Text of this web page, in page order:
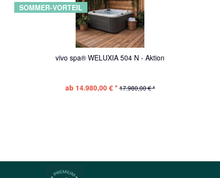
SOMMER-VORTEIL
vivo spa® WELUXIA 504 N - Aktion
ab 14.980,00 € * 17.980,00 € *